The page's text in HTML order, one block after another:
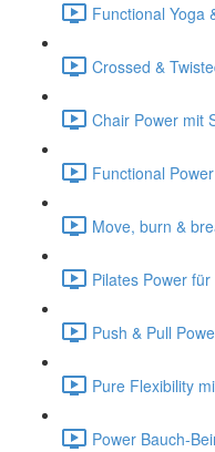
Functional Yoga
Crossed &
Chair Power mit
Functional
Move, burn &
Pilates Power
Push & Pull
Pure Flexibility
Power Bauch-